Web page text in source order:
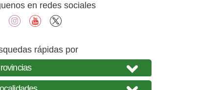
en redes sociales
facebookinstagramyoutube
rápidas por